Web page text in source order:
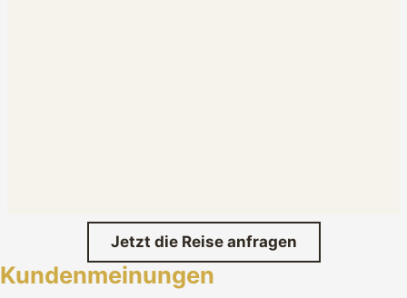
Jetzt die Reise anfragen
Kundenmeinungen